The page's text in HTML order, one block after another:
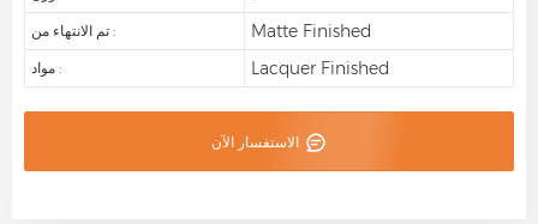
تم الانتهاء من : Matte Finished
مواد : Lacquer Finished
الاستفسار الآن